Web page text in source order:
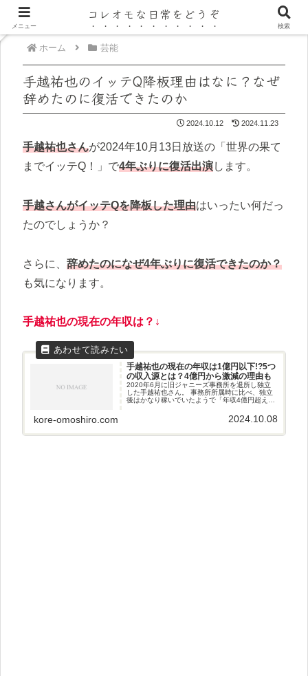
ホーム 芸能
手越祐也のイッテQ降板理由はなに？なぜ
辞めたのに復活できたのか
2024.10.12 2024.11.23
手越祐也さんが2024年10月13日放送の「世界の果て
までイッテQ！」で4年ぶりに復活出演します。
手越さんがイッテQを降板した理由はいったい何だっ
たのでしょうか？
さらに、 辞めたのになぜ4年ぶりに復活できたのか？
も気になります。
手越祐也の現在の年収は？↓
手越祐也の現在の年収は1億円以下!?5つ
の収入源とは？4億円から激減の理由も
2020年6月に旧ジャニーズ事務所を退所し独立
した手越祐也さん。 事務所所属時に比べ、独立
後はかなり稼いでいたようで「年収4億円超え」
在の年収はというと、一体いくらくらいになる
のでしょうか？ 今回は、手越祐也さんの5つの主
いきたいと思います。
kore-omoshiro.com 2024.10.08
メニュー
コレオモな日常をどうぞ
検索